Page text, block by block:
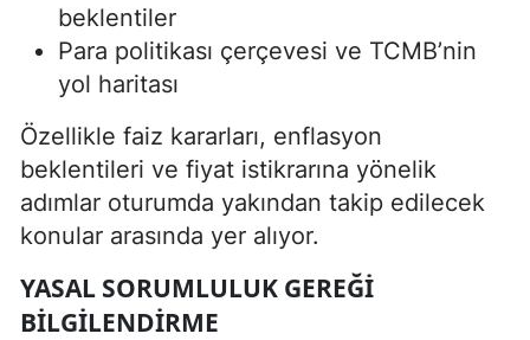
beklentiler
Para politikası çerçevesi ve TCMB’nin
yol haritası
Özellikle faiz kararları, enflasyon
beklentileri ve fiyat istikrarına yönelik
adımlar oturumda yakından takip edilecek
konular arasında yer alıyor.
YASAL SORUMLULUK GEREĞI
BILGILENDIRME